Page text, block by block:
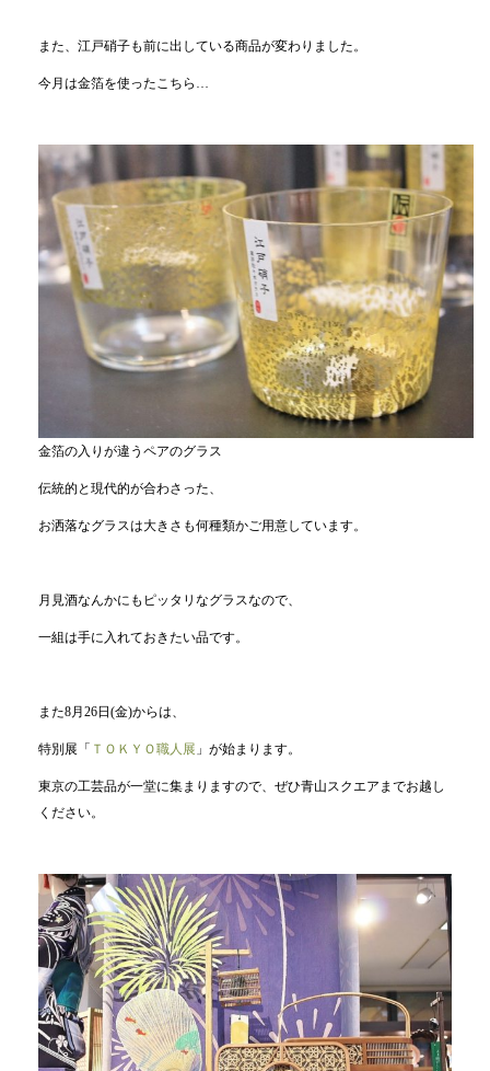
また、江戸硝子も前に出している商品が変わりました。
今月は金箔を使ったこちら…
金箔の入りが違うペアのグラス
伝統的と現代的が合わさった、
お洒落なグラスは大きさも何種類かご用意しています。
月見酒なんかにもピッタリなグラスなので、
一組は手に入れておきたい品です。
また8月26日(金)からは、
特別展「 ＴＯＫＹＯ職人展 」が始まります。
東京の工芸品が一堂に集まりますので、ぜひ青山スクエアまでお越し
ください。